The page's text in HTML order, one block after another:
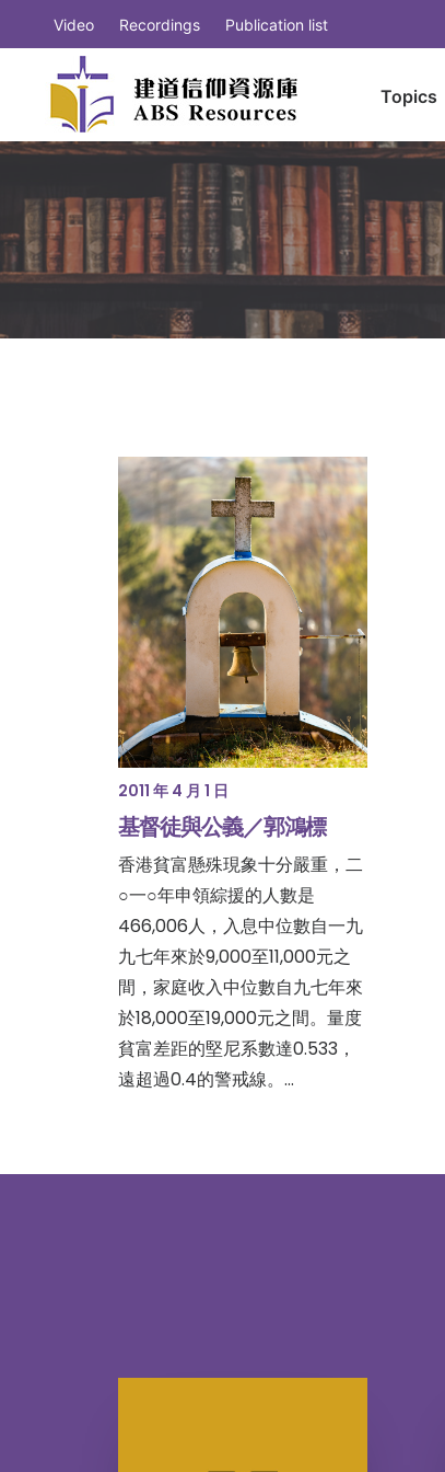
Video Recordings Publication list
Topics
2011 年 4 月 1 日
基督徒與公義／郭鴻標
香港貧富懸殊現象十分嚴重，二
○一○年申領綜援的人數是
466,006人，入息中位數自一九
九七年來於9,000至11,000元之
間，家庭收入中位數自九七年來
於18,000至19,000元之間。量度
貧富差距的堅尼系數達0.533，
遠超過0.4的警戒線。…